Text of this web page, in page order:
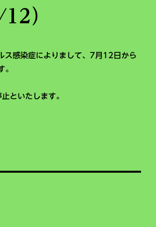
）
ス感染症によりまして、7月12日から
。
といたします。